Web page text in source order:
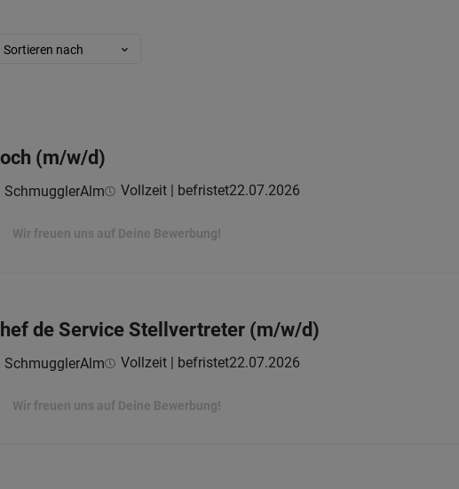
Sortieren nach
(m/w/d)
SchmugglerAlm Vollzeit | befristet22.07.2026
Wir freuen uns auf Deine Bewerbung!
de Service Stellvertreter (m/w/d)
SchmugglerAlm Vollzeit | befristet22.07.2026
Wir freuen uns auf Deine Bewerbung!